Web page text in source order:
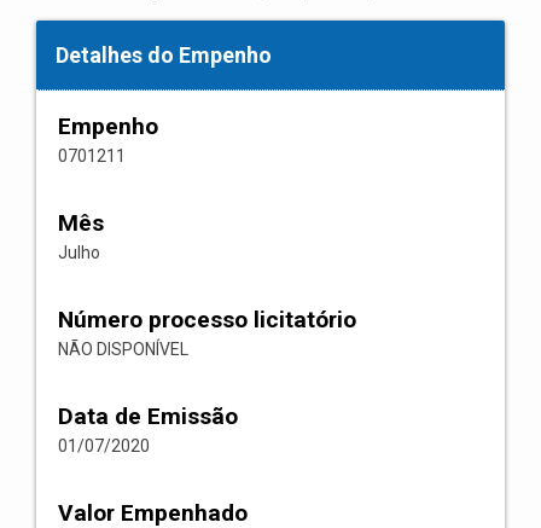
Detalhes do Empenho
Empenho
0701211
Mês
Julho
Número processo licitatório
NÃO DISPONÍVEL
Data de Emissão
01/07/2020
Valor Empenhado